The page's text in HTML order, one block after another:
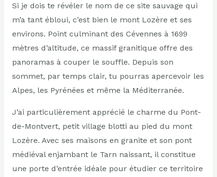
Si je dois te révéler le nom de ce site sauvage qui
m’a tant ébloui, c’est bien le mont Lozère et ses
environs. Point culminant des Cévennes à 1699
mètres d’altitude, ce massif granitique offre des
panoramas à couper le souffle. Depuis son
sommet, par temps clair, tu pourras apercevoir les
Alpes, les Pyrénées et même la Méditerranée.
J’ai particulièrement apprécié le charme du Pont-
de-Montvert, petit village blotti au pied du mont
Lozère. Avec ses maisons en granite et son pont
médiéval enjambant le Tarn naissant, il constitue
une porte d’entrée idéale pour étudier ce territoire